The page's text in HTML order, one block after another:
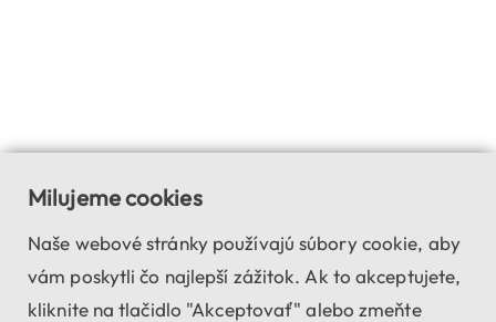
Milujeme cookies
Naše webové stránky používajú súbory cookie, aby
vám poskytli čo najlepší zážitok. Ak to akceptujete,
kliknite na tlačidlo "Akceptovať" alebo zmeňte